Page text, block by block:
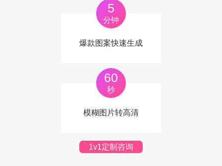
5
分钟
爆款图案快速生成
60
秒
模糊图片转高清
1v1定制咨询